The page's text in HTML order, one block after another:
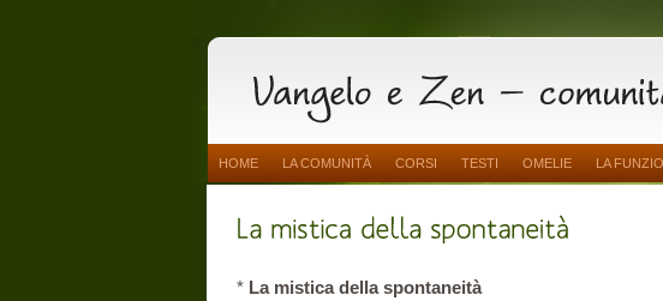
HOME LA COMUNITÀ CORSI TESTI OMELIE LA
* La mistica della spontaneità